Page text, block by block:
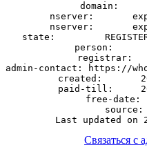
domain:
nserver:
nserver:
state:
person:
registrar:
admin-contact: https://
created:
paid-till:
free-date:
Связаться с